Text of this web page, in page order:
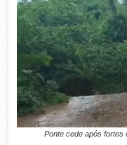
Ponte cede após